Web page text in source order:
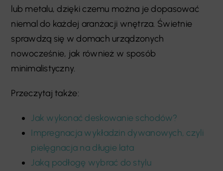
lub metalu, dzięki czemu można je dopasować
niemal do każdej aranżacji wnętrza. Świetnie
sprawdzą się w domach urządzonych
nowocześnie, jak również w sposób
minimalistyczny.
Przeczytaj także:
Jak wykonać deskowanie schodów?
Impregnacja wykładzin dywanowych, czyli
pielęgnacja na długie lata
Jaką podłogę wybrać do stylu